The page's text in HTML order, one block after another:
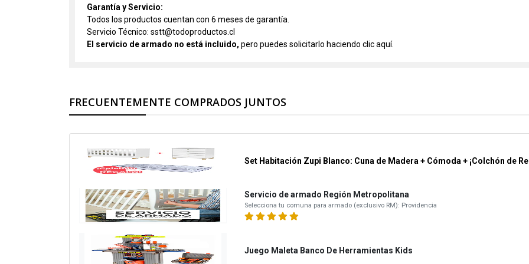
Garantía y Servicio:
Todos los productos cuentan con 6 meses de garantía.
Servicio Técnico: sstt@todoproductos.cl
El servicio de armado no está incluido, pero puedes solicitarlo haciendo clicaquí.
FRECUENTEMENTE COMPRADOS JUNTOS
Set Habitación Zupi Blanco: Cuna de Madera + Cómoda + ¡Colchón de
Servicio de armado Región Metropolitana
Selecciona tu comuna para armado (exclusivo RM): Providencia
Juego Maleta Banco De Herramientas Kids